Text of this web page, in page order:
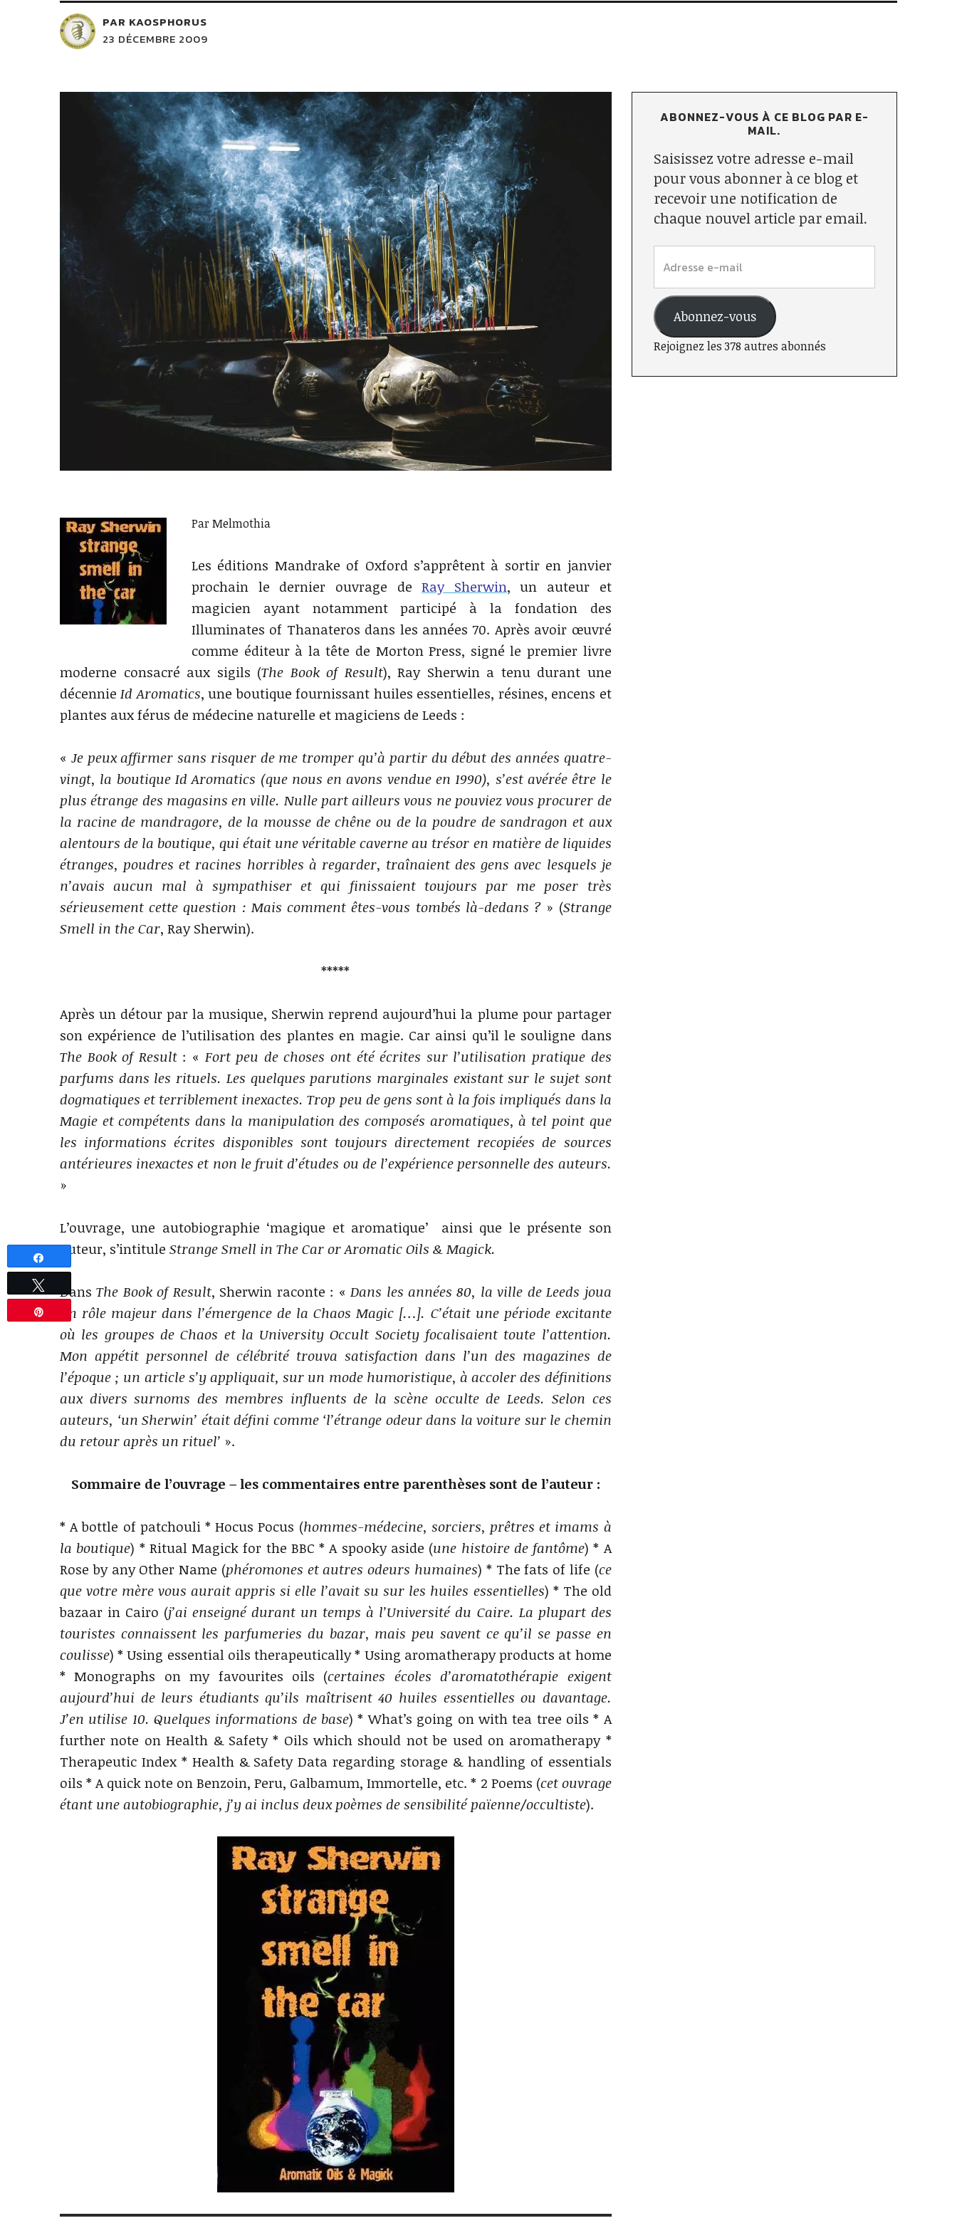
PAR KAOSPHORUS
23 DÉCEMBRE 2009
Par Melmothia
Les éditions Mandrake of Oxford s’apprêtent à sortir en janvier
prochain le dernier ouvrage deRay Sherwin, un auteur et
magicien ayant notamment participé à la fondation des
Illuminates of Thanateros dans les années 70. Après avoir œuvré
comme éditeur à la tête de Morton Press, signé le premier livre
moderne consacré aux sigils (The Book of Result), Ray Sherwin a tenu durant une
décennieId Aromatics, une boutique fournissant huiles essentielles, résines, encens et
plantes aux férus de médecine naturelle et magiciens de Leeds :
« Je peux affirmer sans risquer de me tromper qu’à partir du début des années quatre-
vingt, la boutique Id Aromatics (que nous en avons vendue en 1990), s’est avérée être le
plus étrange des magasins en ville. Nulle part ailleurs vous ne pouviez vous procurer de
la racine de mandragore, de la mousse de chêne ou de la poudre de sandragon et aux
alentours de la boutique, qui était une véritable caverne au trésor en matière de liquides
étranges, poudres et racines horribles à regarder, traînaient des gens avec lesquels je
n’avais aucun mal à sympathiser et qui finissaient toujours par me poser très
sérieusement cette question : Mais comment êtes-vous tombés là-dedans ? » (Strange
Smell in the Car, Ray Sherwin).
*****
Après un détour par la musique, Sherwin reprend aujourd’hui la plume pour partager
son expérience de l’utilisation des plantes en magie. Car ainsi qu’il le souligne dans
The Book of Result: « Fort peu de choses ont été écrites sur l’utilisation pratique des
parfums dans les rituels. Les quelques parutions marginales existant sur le sujet sont
dogmatiques et terriblement inexactes. Trop peu de gens sont à la fois impliqués dans la
Magie et compétents dans la manipulation des composés aromatiques, à tel point que
les informations écrites disponibles sont toujours directement recopiées de sources
antérieures inexactes et non le fruit d’études ou de l’expérience personnelle des auteurs.
»
L’ouvrage, une autobiographie ‘magique et aromatique’ ainsi que le présente son
auteur, s’intitule Strange Smell in The Car or Aromatic Oils & Magick.
DansThe Book of Result, Sherwin raconte : «Dans les années 80, la ville de Leeds joua
un rôle majeur dans l’émergence de la Chaos Magic […]. C’était une période excitante
où les groupes de Chaos et la University Occult Society focalisaient toute l’attention.
Mon appétit personnel de célébrité trouva satisfaction dans l’un des magazines de
l’époque ; un article s’y appliquait, sur un mode humoristique, à accoler des définitions
aux divers surnoms des membres influents de la scène occulte de Leeds. Selon ces
auteurs, ‘un Sherwin’ était défini comme ‘l’étrange odeur dans la voiture sur le chemin
du retour après un rituel’ ».
Sommaire de l’ouvrage – les commentaires entre parenthèses sont de l’auteur :
* A bottle of patchouli * Hocus Pocus (hommes-médecine, sorciers, prêtres et imams à
la boutique) * Ritual Magick for the BBC * A spooky aside (une histoire de fantôme) * A
Rose by any Other Name (phéromones et autres odeurs humaines) * The fats of life (ce
que votre mère vous aurait appris si elle l’avait su sur les huiles essentielles) * The old
bazaar in Cairo (j’ai enseigné durant un temps à l’Université du Caire. La plupart des
touristes connaissent les parfumeries du bazar, mais peu savent ce qu’il se passe en
coulisse) * Using essential oils therapeutically * Using aromatherapy products at home
* Monographs on my favourites oils (certaines écoles d’aromatothérapie exigent
aujourd’hui de leurs étudiants qu’ils maîtrisent 40 huiles essentielles ou davantage.
J’en utilise 10. Quelques informations de base) * What’s going on with tea tree oils * A
further note on Health & Safety * Oils which should not be used on aromatherapy *
Therapeutic Index * Health & Safety Data regarding storage & handling of essentials
oils * A quick note on Benzoin, Peru, Galbamum, Immortelle, etc. * 2 Poems (cet ouvrage
étant une autobiographie, j’y ai inclus deux poèmes de sensibilité païenne/occultiste).
ABONNEZ-VOUS À CE BLOG PAR E-
MAIL.
Saisissez votre adresse e-mail
pour vous abonner à ce blog et
recevoir une notification de
chaque nouvel article par email.
Abonnez-vous
Rejoignez les 378 autres abonnés
Partagez
Épingle